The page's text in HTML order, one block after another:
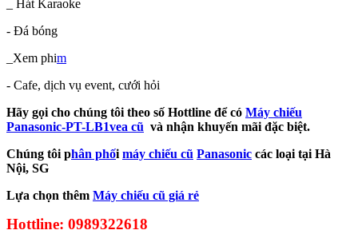
_ Hát Karaoke
- Đá bóng
_Xem phim
- Cafe, dịch vụ event, cưới hỏi
Hãy gọi cho chúng tôi theo số Hottline để có Máy chiếu
Panasonic-PT-LB1vea cũ và nhận khuyến mãi đặc biệt.
Chúng tôi phân phối máy chiếu cũ Panasonic các loại tại Hà
Nội, SG
Lựa chọn thêm Máy chiếu cũ giá rẻ
Hottline: 0989322618